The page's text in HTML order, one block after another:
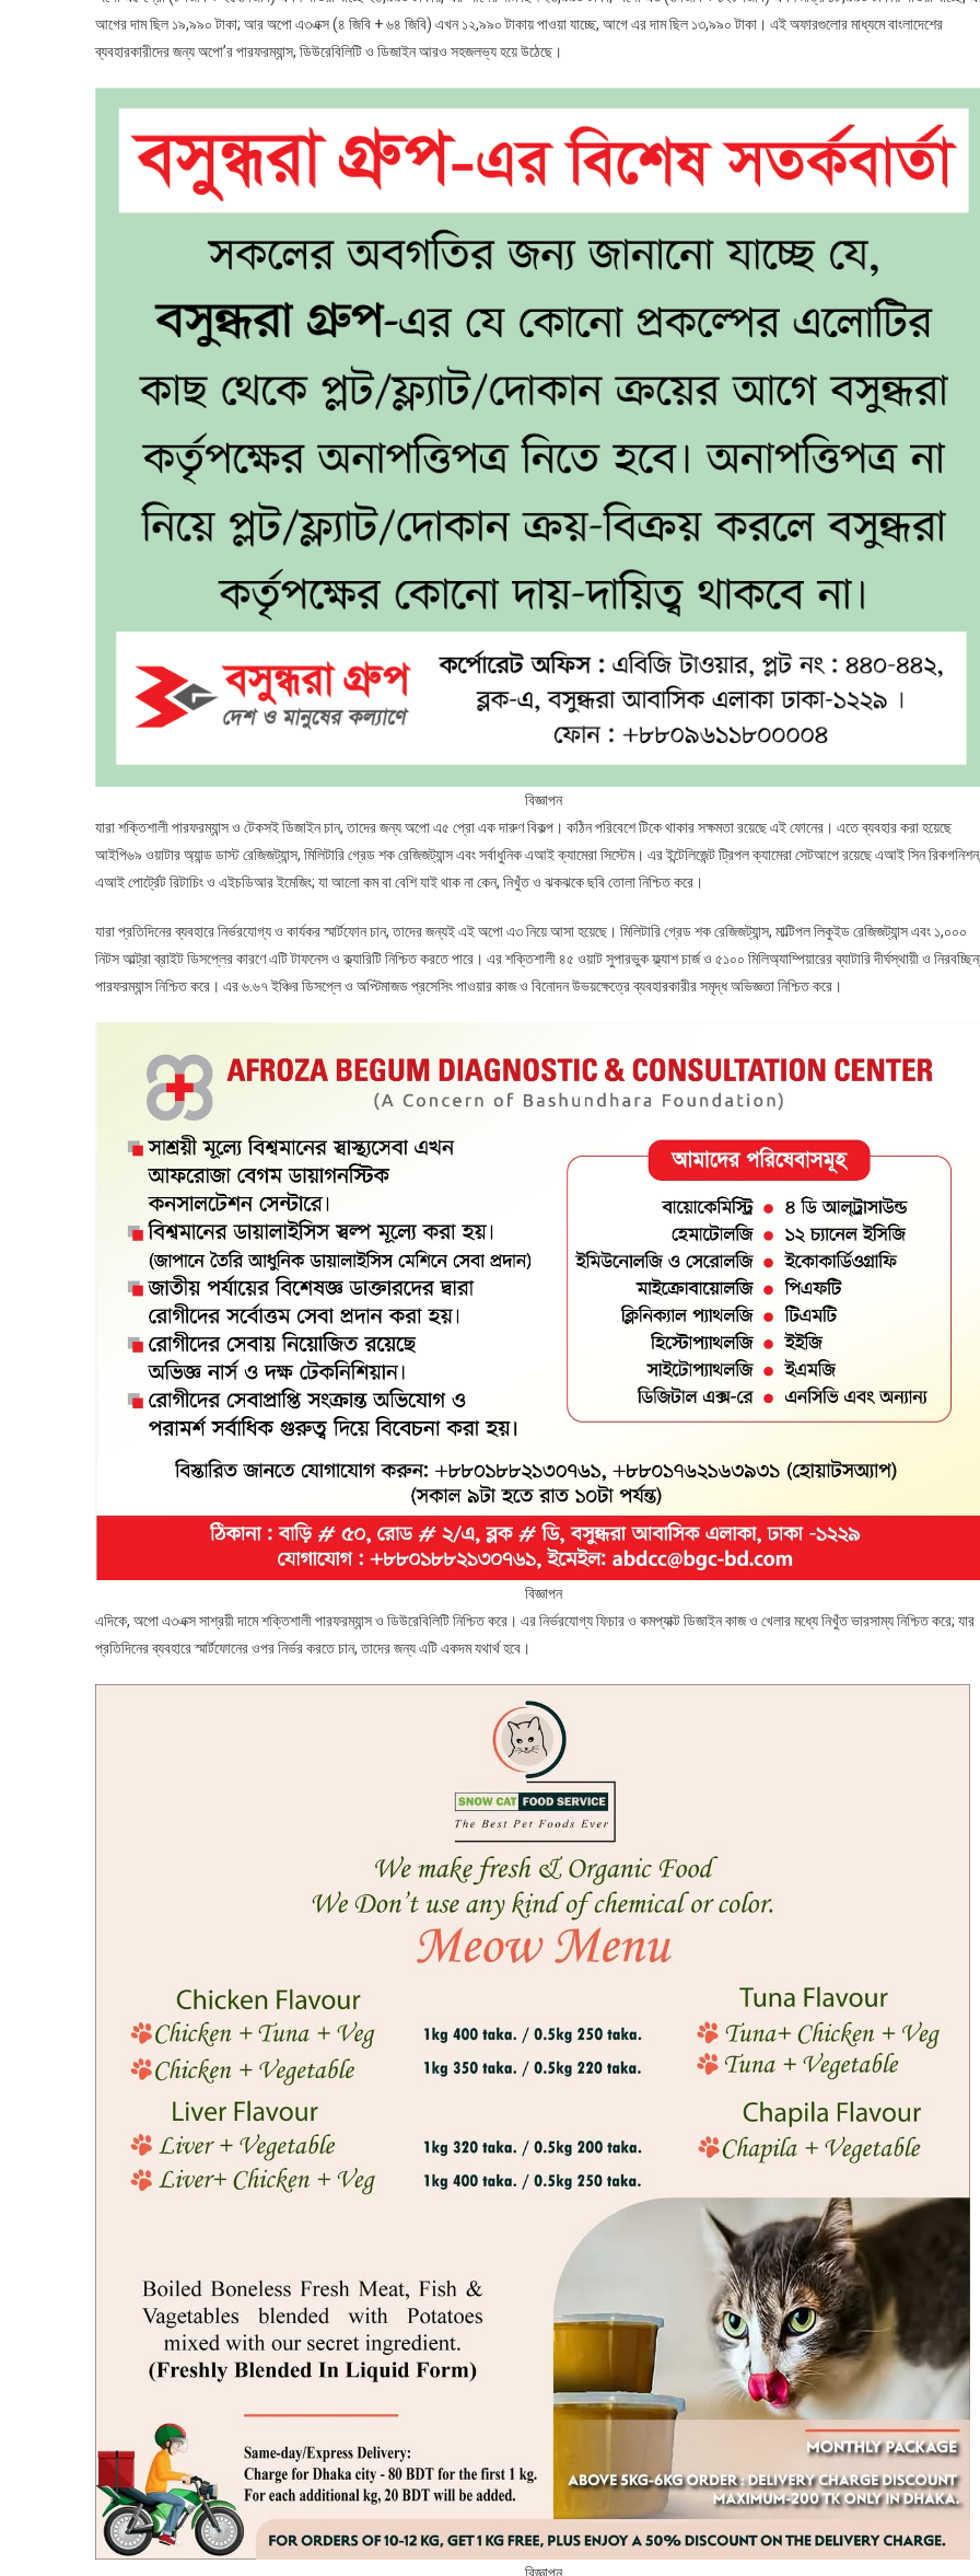
আগের দাম ছিল ১৯,৯৯০ টাকা; আর অপো এ৩এক্স (৪ জিবি + ৬৪ জিবি) এখন ১২,৯৯০ টাকায় পাওয়া যাচ্ছে, আগে এর দাম ছিল ১৩,৯৯০ টাকা। এই অফারগুলোর মাধ্যমে বাংলাদেশের
ব্যবহারকারীদের জন্য অপো’র পারফরম্যান্স, ডিউরেবিলিটি ও ডিজাইন আরও সহজলভ্য হয়ে উঠেছে।
বিজ্ঞাপন
যারা শক্তিশালী পারফরম্যান্স ও টেকসই ডিজাইন চান, তাদের জন্য অপো এ৫ প্রো এক দারুণ বিকল্প। কঠিন পরিবেশে টিকে থাকার সক্ষমতা রয়েছে এই ফোনের। এতে ব্যবহার করা হয়েছে
আইপি৬৯ ওয়াটার অ্যান্ড ডাস্ট রেজিজট্যান্স, মিলিটারি গ্রেড শক রেজিজট্যান্স এবং সর্বাধুনিক এআই ক্যামেরা সিস্টেম। এর ইন্টেলিজেন্ট ট্রিপল ক্যামেরা সেটআপে রয়েছে এআই সিন
এআই পোর্ট্রেট রিটাচিং ও এইচডিআর ইমেজিং; যা আলো কম বা বেশি যাই থাক না কেন, নিখুঁত ও ঝকঝকে ছবি তোলা নিশ্চিত করে।
যারা প্রতিদিনের ব্যবহারে নির্ভরযোগ্য ও কার্যকর স্মার্টফোন চান, তাদের জন্যই এই অপো এ৩ নিয়ে আসা হয়েছে। মিলিটারি গ্রেড শক রেজিজট্যান্স, মাল্টিপল লিকুইড রেজিজট্যান্স এবং ১,০০০
নিটস আল্ট্রা ব্রাইট ডিসপ্লের কারণে এটি টাফনেস ও ক্ল্যারিটি নিশ্চিত করতে পারে। এর শক্তিশালী ৪৫ ওয়াট সুপারভুক ফ্ল্যাশ চার্জ ও ৫১০০ মিলিঅ্যাম্পিয়ারের ব্যাটারি দীর্ঘস্থায়ী ও
পারফরম্যান্স নিশ্চিত করে। এর ৬.৬৭ ইঞ্চির ডিসপ্লে ও অপ্টিমাজড প্রসেসিং পাওয়ার কাজ ও বিনোদন উভয়ক্ষেত্রে ব্যবহারকারীর সমৃদ্ধ অভিজ্ঞতা নিশ্চিত করে।
বিজ্ঞাপন
এদিকে, অপো এ৩এক্স সাশ্রয়ী দামে শক্তিশালী পারফরম্যান্স ও ডিউরেবিলিটি নিশ্চিত করে। এর নির্ভরযোগ্য ফিচার ও কমপ্যাক্ট ডিজাইন কাজ ও খেলার মধ্যে নিখুঁত ভারসাম্য নিশ্চিত করে; যার
প্রতিদিনের ব্যবহারে স্মার্টফোনের ওপর নির্ভর করতে চান, তাদের জন্য এটি একদম যথার্থ হবে।
বিজ্ঞাপন